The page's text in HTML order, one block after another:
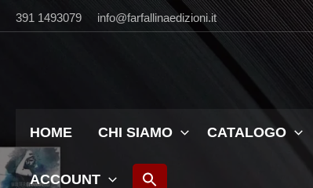
Vai391 1493079 info@farfallinaedizioni.it
HOME CHI SIAMO CATALOGO
ACCOUNT